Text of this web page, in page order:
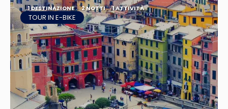
1 DESTINAZIONE 2 NOTTI 1 ATTIVITÀ
TOUR IN E-BIKE